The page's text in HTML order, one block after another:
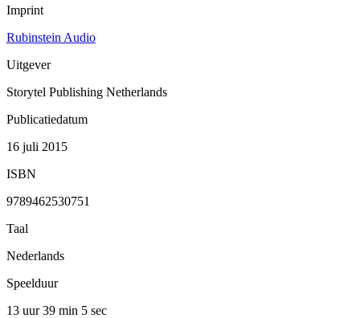
Imprint
Rubinstein Audio
Uitgever
Storytel Publishing Netherlands
Publicatiedatum
16 juli 2015
ISBN
9789462530751
Taal
Nederlands
Speelduur
13 uur 39 min 5 sec